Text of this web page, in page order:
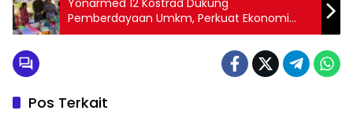
Yonarmed 12 Kostrad Dukung
Pemberdayaan Umkm, Perkuat Ekonomi
Masyarakat Perbatasan
Pos Terkait